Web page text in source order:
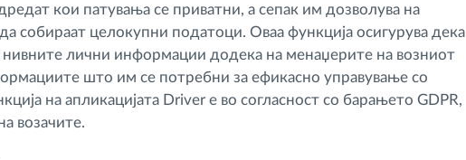
кои патувања се приватни, а сепак им дозволува на
собираат целокупни податоци. Оваа функција осигурува дека
нивните лични информации додека на менаџерите на возниот
што им се потребни за ефикасно управување со
на апликацијата Driver е во согласност со барањето GDPR,
возачите.